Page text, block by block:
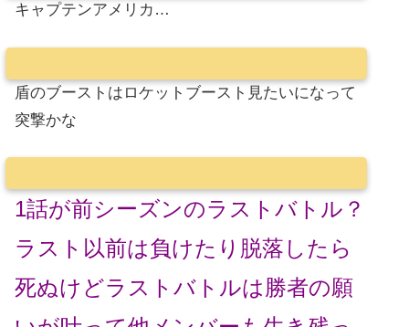
キャプテンアメリカ…
盾のブーストはロケットブースト見たいになって
突撃かな
1話が前シーズンのラストバトル？
ラスト以前は負けたり脱落したら
死ぬけどラストバトルは勝者の願